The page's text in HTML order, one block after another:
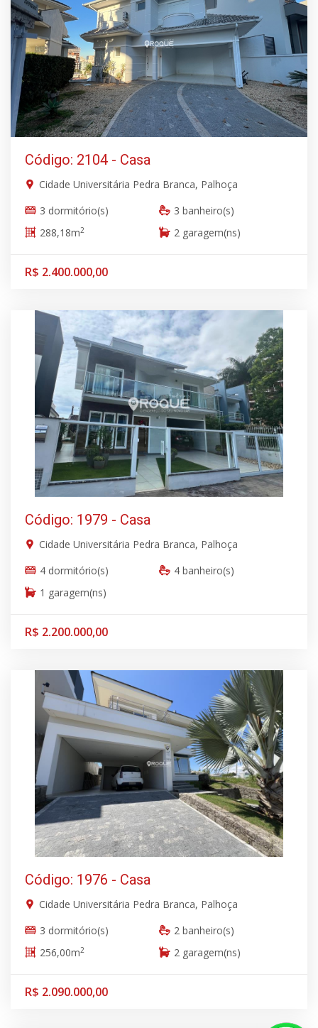
Código: 2104 - Casa
Cidade Universitária Pedra Branca, Palhoça
3 dormitório(s)
3 banheiro(s)
288,18m2 2 garagem(ns)
R$ 2.400.000,00
Código: 1979 - Casa
Cidade Universitária Pedra Branca, Palhoça
4 dormitório(s)
4 banheiro(s)
1 garagem(ns)
R$ 2.200.000,00
Código: 1976 - Casa
Cidade Universitária Pedra Branca, Palhoça
3 dormitório(s)
2 banheiro(s)
256,00m2 2 garagem(ns)
R$ 2.090.000,00